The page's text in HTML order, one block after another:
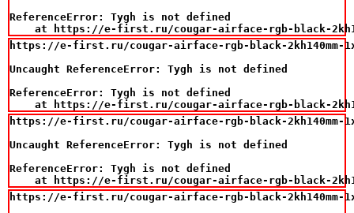
ReferenceError: Tygh is not defined
at https://e-first.ru/cougar-airface-rgb-black-
https://e-first.ru/cougar-airface-rgb-black-2kh140mm-
Uncaught ReferenceError: Tygh is not defined
ReferenceError: Tygh is not defined
at https://e-first.ru/cougar-airface-rgb-black-
https://e-first.ru/cougar-airface-rgb-black-2kh140mm-
Uncaught ReferenceError: Tygh is not defined
ReferenceError: Tygh is not defined
at https://e-first.ru/cougar-airface-rgb-black-
https://e-first.ru/cougar-airface-rgb-black-2kh140mm-